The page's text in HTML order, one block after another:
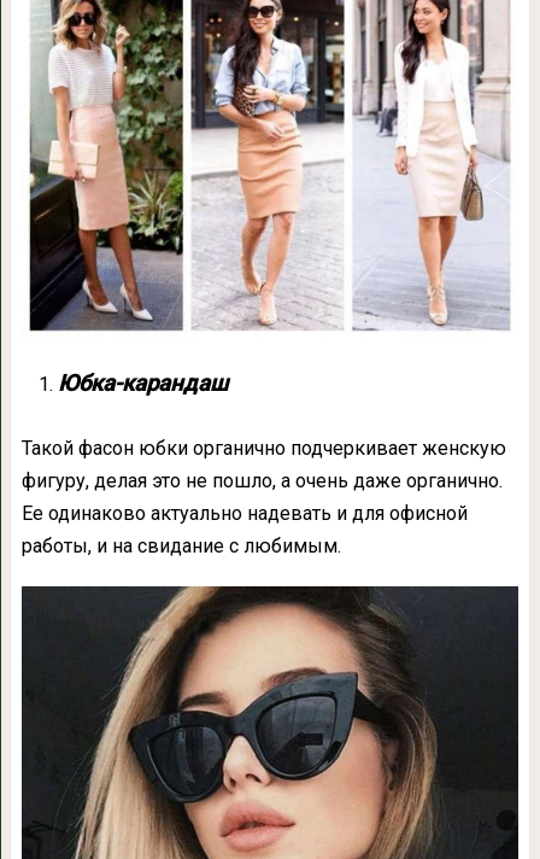
Юбка-карандаш
Такой фасон юбки органично подчеркивает женскую
фигуру, делая это не пошло, а очень даже органично.
Ее одинаково актуально надевать и для офисной
работы, и на свидание с любимым.